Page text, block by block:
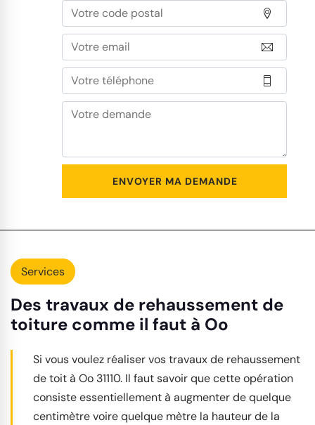
Services
Des travaux de rehaussement de
toiture comme il faut à Oo
Si vous voulez réaliser vos travaux de rehaussement
de toit à Oo 31110. Il faut savoir que cette opération
consiste essentiellement à augmenter de quelque
centimètre voire quelque mètre la hauteur de la